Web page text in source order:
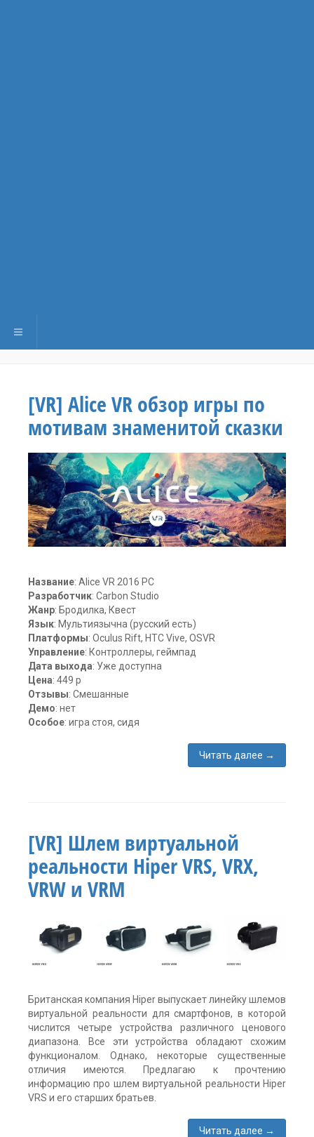
Переключить навигацию
[VR] Alice VR обзор игры по
мотивам знаменитой сказки
Название: Alice VR 2016 PC
Разработчик: Carbon Studio
Жанр: Бродилка, Квест
Язык: Мультиязычна (русский есть)
Платформы: Oculus Rift, HTC Vive, OSVR
Управление: Контроллеры, геймпад
Дата выхода: Уже доступна
Цена: 449 р
Отзывы: Смешанные
Демо: нет
Особое: игра стоя, сидя
Читать далее →
HTC
Vive
oculus
rift
UE4,
Бродилка
реальность
Игра
Квест
[VR] Шлем виртуальной
реальности Hiper VRS, VRX,
VRW и VRM
Британская компания Hiper выпускает линейку шлемов
виртуальной реальности для смартфонов, в которой
числится четыре устройства различного ценового
диапазона. Все эти устройства обладают схожим
функционалом. Однако, некоторые существенные
отличия имеются. Предлагаю к прочтению
информацию про шлем виртуальной реальности Hiper
VRS и его старших братьев.
Читать далее →